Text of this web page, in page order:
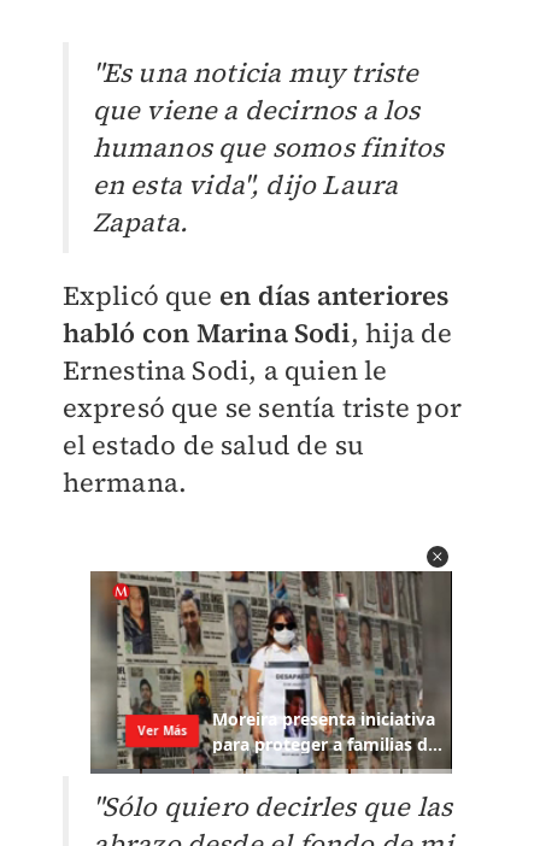
"Es una noticia muy triste
que viene a decirnos a los
humanos que somos finitos
en esta vida", dijo Laura
Zapata.
Explicó que en días anteriores
habló con Marina Sodi, hija de
Ernestina Sodi, a quien le
expresó que se sentía triste por
el estado de salud de su
hermana.
"Sólo quiero decirles que las